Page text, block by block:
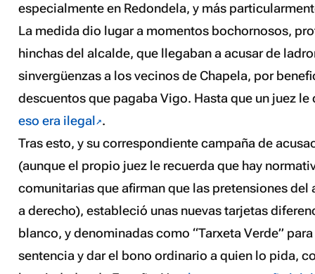
especialmente en Redondela, y más
La medida dio lugar a momentos bochornosos,
hinchas del alcalde, que llegaban a acusar de
sinvergüenzas a los vecinos de Chapela, por
descuentos que pagaba Vigo. Hasta que un juez
eso era ilegal .
Tras esto, y su correspondiente campaña de
(aunque el propio juez le recuerda que hay
comunitarias que afirman que las pretensiones del
a derecho), estableció unas nuevas tarjetas
blanco, y denominadas como “Tarxeta Verde”
sentencia y dar el bono ordinario a quien lo pida,